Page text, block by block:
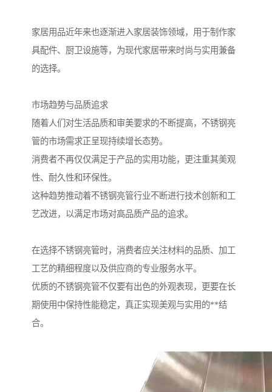
家居用品近年来也逐渐进入家居装饰领域，用于制作家
具配件、厨卫设施等，为现代家居带来时尚与实用兼备
的选择。
市场趋势与品质追求
随着人们对生活品质和审美要求的不断提高，不锈钢亮
管的市场需求正呈现持续增长态势。
消费者不再仅仅满足于产品的实用功能，更注重其美观
性、耐久性和环保性。
这种趋势推动着不锈钢亮管行业不断进行技术创新和工
艺改进，以满足市场对高品质产品的追求。
在选择不锈钢亮管时，消费者应关注材料的品质、加工
工艺的精细程度以及供应商的专业服务水平。
优质的不锈钢亮管不仅要有出色的外观表现，更要在长
期使用中保持性能稳定，真正实现美观与实用的**结
合。